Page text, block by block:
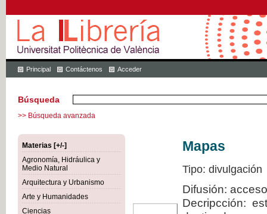
Principal Contáctenos Acceder
Búsqueda
>> Búsqueda avanzada
Materias [+/-]
Agronomía, Hidráulica y
Medio Natural
Arquitectura y Urbanismo
Arte y Humanidades
Ciencias
Mapas
Tipo: divulgación
Difusión:
Decripcción: